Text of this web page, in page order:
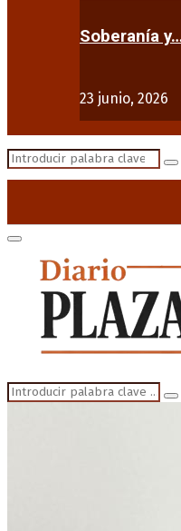
Soberanía
23 junio, 2026
Search
Primary
Menu
Search
for: